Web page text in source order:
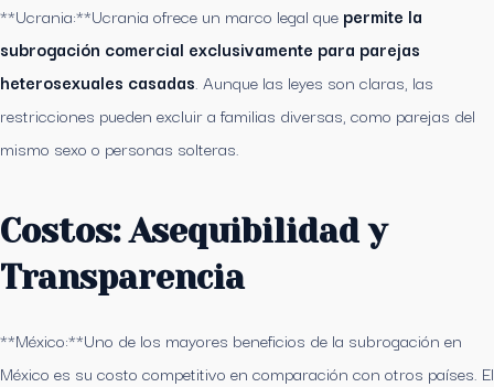
**Ucrania:**Ucrania ofrece un marco legal que permite la
subrogación comercial exclusivamente para parejas
heterosexuales casadas . Aunque las leyes son claras, las
restricciones pueden excluir a familias diversas, como parejas del
mismo sexo o personas solteras.
Costos: Asequibilidad y
Transparencia
**México:**Uno de los mayores beneficios de la subrogación en
México es su costo competitivo en comparación con otros países. El